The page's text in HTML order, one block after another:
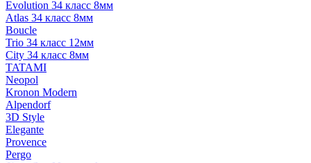
Evolution 34 класс 8мм
Atlas 34 класс 8мм
Boucle
Trio 34 класс 12мм
City 34 класс 8мм
TATAMI
Neopol
Kronon Modern
Alpendorf
3D Style
Elegante
Provence
Pergo